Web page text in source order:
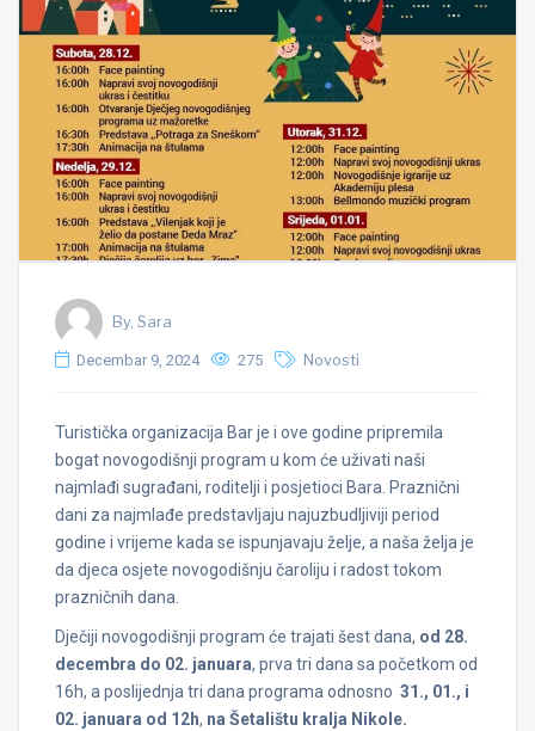
By, Sara
Decembar 9, 2024 275 Novosti
Turistička organizacija Bar je i ove godine pripremila
bogat novogodišnji program u kom će uživati naši
najmlađi sugrađani, roditelji i posjetioci Bara. Praznični
dani za najmlađe predstavljaju najuzbudljiviji period
godine i vrijeme kada se ispunjavaju želje, a naša želja je
da djeca osjete novogodišnju čaroliju i radost tokom
prazničnih dana.
Dječiji novogodišnji program će trajati šest dana, od 28.
decembra do 02. januara, prva tri dana sa početkom od
16h, a poslijednja tri dana programa odnosno 31., 01., i
02. januara od 12h, na Šetalištu kralja Nikole.